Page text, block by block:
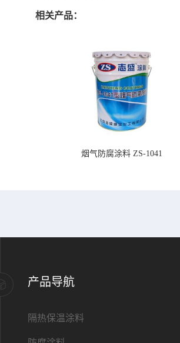
相关产品：
烟气防腐涂料 ZS-1041
产品导航
隔热保温涂料